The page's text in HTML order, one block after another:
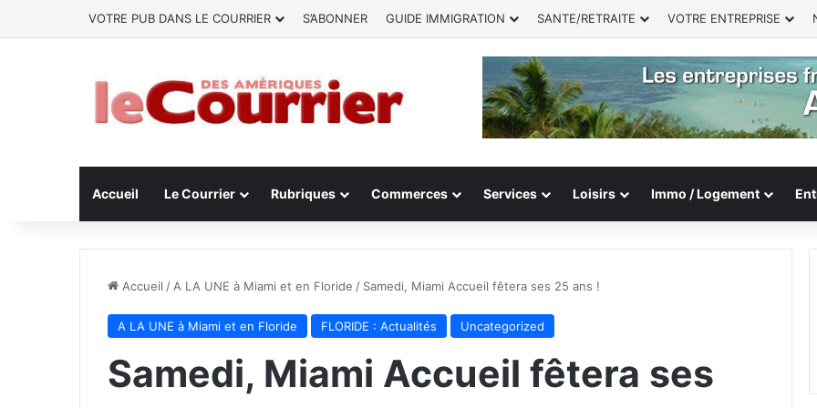
VOTRE PUB DANS LE COURRIER S’ABONNER GUIDE IMMIGRATION SANTE/RETRAITE VOTRE ENTREPRISE
Accueil Le Courrier Rubriques Commerces Services Loisirs Immo / Logement
Accueil / A LA UNE à Miami et en Floride / Samedi, Miami Accueil fêtera ses 25 ans !
A LA UNE à Miami et en Floride FLORIDE : Actualités Uncategorized
Samedi, Miami Accueil fêtera ses